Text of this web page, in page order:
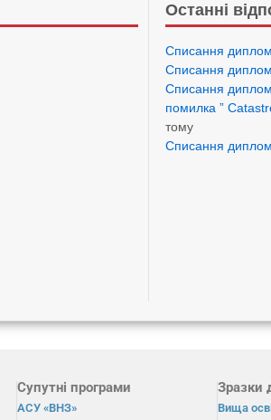
Останні
Списання
Списання
Списання
помилка ”
тому
Списання
Супутні програми
АСУ «ВНЗ»
Зразки
Вища